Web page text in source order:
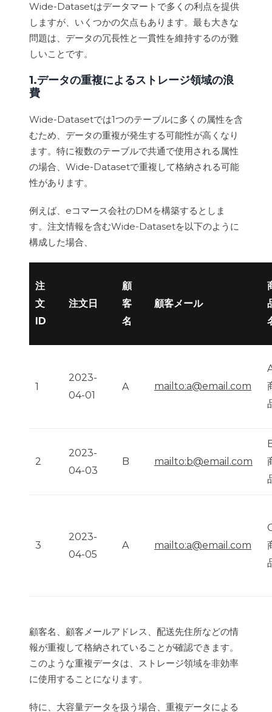
Wide-Datasetはデータマートで多くの利点を提供
しますが、いくつかの欠点もあります。最も大きな
問題は、データの冗長性と一貫性を維持するのが難
しいことです。
1.データの重複によるストレージ領域の浪
費
Wide-Datasetでは1つのテーブルに多くの属性を含
むため、データの重複が発生する可能性が高くなり
ます。特に複数のテーブルで共通で使用される属性
の場合、Wide-Datasetで重複して格納される可能
性があります。
例えば、eコマース会社のDMを構築するとしま
す。注文情報を含むWide-Datasetを以下のように
構成した場合、
注
文
ID
注文日
顧
客
名
顧客メール
1
2023-
04-01
A mailto:a@email.com
2
2023-
04-03
B mailto:b@email.com
3
2023-
04-05
A mailto:a@email.com
顧客名、顧客メールアドレス、配送先住所などの情
報が重複して格納されていることが確認できます。
このような重複データは、ストレージ領域を非効率
に使用することになります。
特に、大容量データを扱う場合、重複データによる